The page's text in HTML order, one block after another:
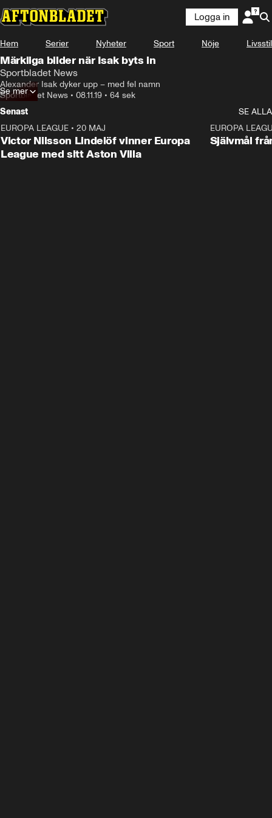
Logga in
Hem Serier Nyheter Sport Nöje Livsstil
Märkliga bilder när Isak byts in
Sportbladet News
Alexander Isak dyker upp – med fel namn
Sportbladet News • 08.11.19 • 64 sek
Se mer
Senast
SE ALLA
EUROPA LEAGUE • 20 MAJ
Victor Nilsson Lindelöf vinner Europa
League med sitt Aston Villa
EUROPA
Självmål